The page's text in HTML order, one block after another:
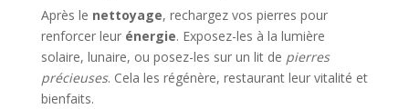
Après le nettoyage, rechargez vos pierres pour
renforcer leur énergie. Exposez-les à la lumière
solaire, lunaire, ou posez-les sur un lit de pierres
précieuses. Cela les régénère, restaurant leur vitalité et
bienfaits.